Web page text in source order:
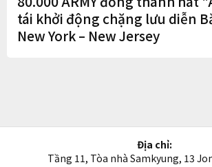
tái khởi động chặng lưu diễn
New York – New Jersey
Địa chỉ:
Tầng 11, Tòa nhà Samkyung, 13